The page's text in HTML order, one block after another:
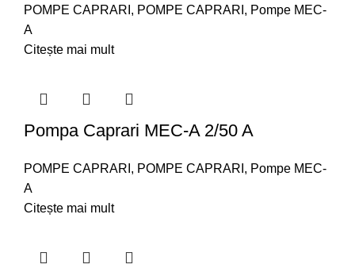
POMPE CAPRARI , POMPE CAPRARI , Pompe MEC-
A
Citește mai mult
Pompa Caprari MEC-A 2/50 A
POMPE CAPRARI , POMPE CAPRARI , Pompe MEC-
A
Citește mai mult